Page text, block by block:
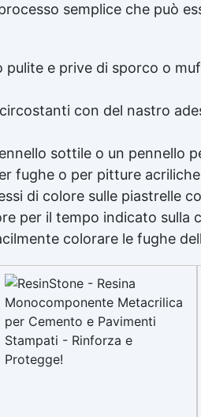
semplice che può
pulite e prive di sporco o
con del nastro
sottile o un pennello
fughe o per pitture
di colore sulle piastrelle
per il tempo indicato sulla
colorare le fughe